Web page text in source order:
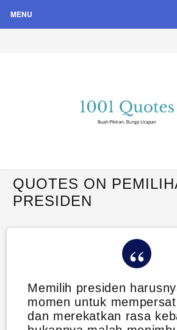
MENU
Quote Hari Puisi
QUOTES ON
PRESIDEN
Memilih presiden
momen untuk
dan merekatkan rasa